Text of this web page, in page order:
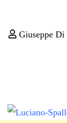
Giuseppe Di